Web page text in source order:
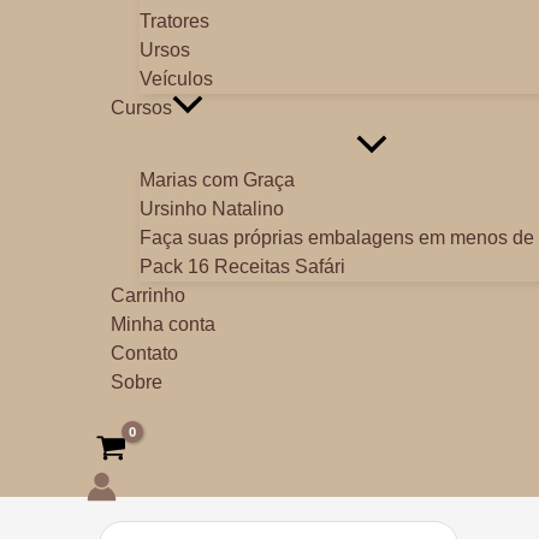
Tratores
Ursos
Veículos
Cursos
Marias com Graça
Ursinho Natalino
Faça suas próprias embalagens em menos
Pack 16 Receitas Safári
Carrinho
Minha conta
Contato
Sobre